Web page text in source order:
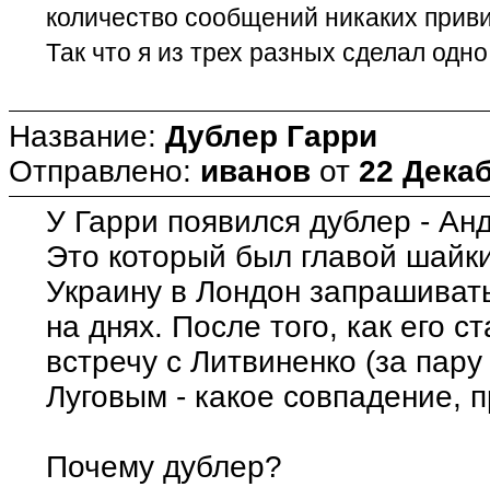
количество сообщений никаких
Так что я из трех разных сделал
Название: Дублер Гарри
Отправлено: иванов от 22
У Гарри появился дублер -
Это который был главой
Украину в Лондон
на днях. После того, как его
встречу с Литвиненко (за
Луговым - какое совпадение,
Почему дублер?